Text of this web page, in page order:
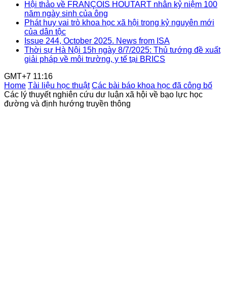
Hội thảo về FRANÇOIS HOUTART nhân kỷ niệm 100
năm ngày sinh của ông
Phát huy vai trò khoa học xã hội trong kỷ nguyên mới
của dân tộc
Issue 244, October 2025. News from ISA
Thời sự Hà Nội 15h ngày 8/7/2025: Thủ tướng đề xuất
giải pháp về môi trường, y tế tại BRICS
GMT+7 11:16
Home Tài liệu học thuật Các bài báo khoa học đã công bố
Các lý thuyết nghiên cứu dư luận xã hội về bạo lực học
đường và định hướng truyền thông